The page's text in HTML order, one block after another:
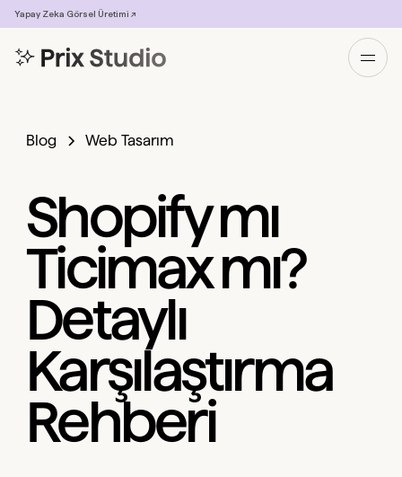
Yapay Zeka Görsel Üretimi ↗
Blog Web Tasarım
Shopify mı
Ticimax mı?
Detaylı
Karşılaştırma
Rehberi